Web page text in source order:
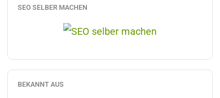
SEO SELBER MACHEN
BEKANNT AUS